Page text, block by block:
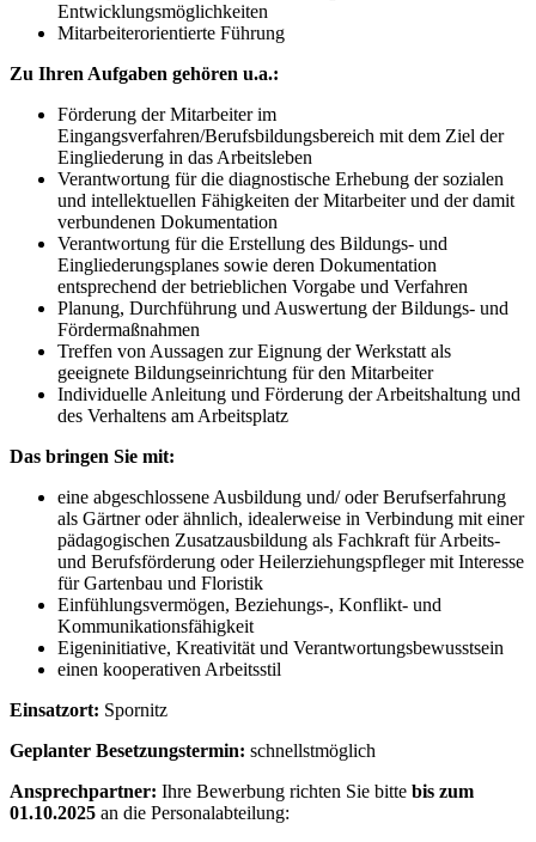
Entwicklungsmöglichkeiten
Mitarbeiterorientierte Führung
Zu Ihren Aufgaben gehören u.a.:
Förderung der Mitarbeiter im
Eingangsverfahren/Berufsbildungsbereich mit dem Ziel der
Eingliederung in das Arbeitsleben
Verantwortung für die diagnostische Erhebung der sozialen
und intellektuellen Fähigkeiten der Mitarbeiter und der damit
verbundenen Dokumentation
Verantwortung für die Erstellung des Bildungs- und
Eingliederungsplanes sowie deren Dokumentation
entsprechend der betrieblichen Vorgabe und Verfahren
Planung, Durchführung und Auswertung der Bildungs- und
Fördermaßnahmen
Treffen von Aussagen zur Eignung der Werkstatt als
geeignete Bildungseinrichtung für den Mitarbeiter
Individuelle Anleitung und Förderung der Arbeitshaltung und
des Verhaltens am Arbeitsplatz
Das bringen Sie mit:
eine abgeschlossene Ausbildung und/ oder Berufserfahrung
als Gärtner oder ähnlich, idealerweise in Verbindung mit einer
pädagogischen Zusatzausbildung als Fachkraft für Arbeits-
und Berufsförderung oder Heilerziehungspfleger mit Interesse
für Gartenbau und Floristik
Einfühlungsvermögen, Beziehungs-, Konflikt- und
Kommunikationsfähigkeit
Eigeninitiative, Kreativität und Verantwortungsbewusstsein
einen kooperativen Arbeitsstil
Einsatzort: Spornitz
Geplanter Besetzungstermin: schnellstmöglich
Ansprechpartner: Ihre Bewerbung richten Sie bitte bis zum
01.10.2025 an die Personalabteilung: